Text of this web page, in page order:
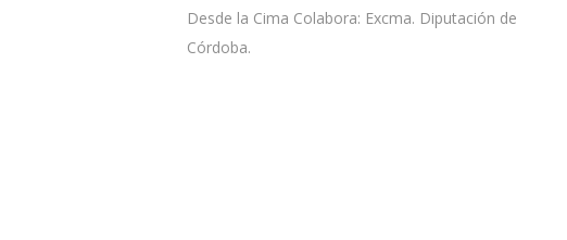
Desde la Cima Colabora: Excma. Diputación de
Córdoba.